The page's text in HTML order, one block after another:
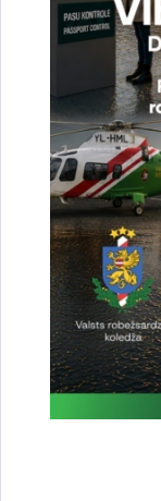
Valsts
līdzfinansētā
Moldovas
dokumentu
konstatēšanas
Skatīt vairāk
Valsts